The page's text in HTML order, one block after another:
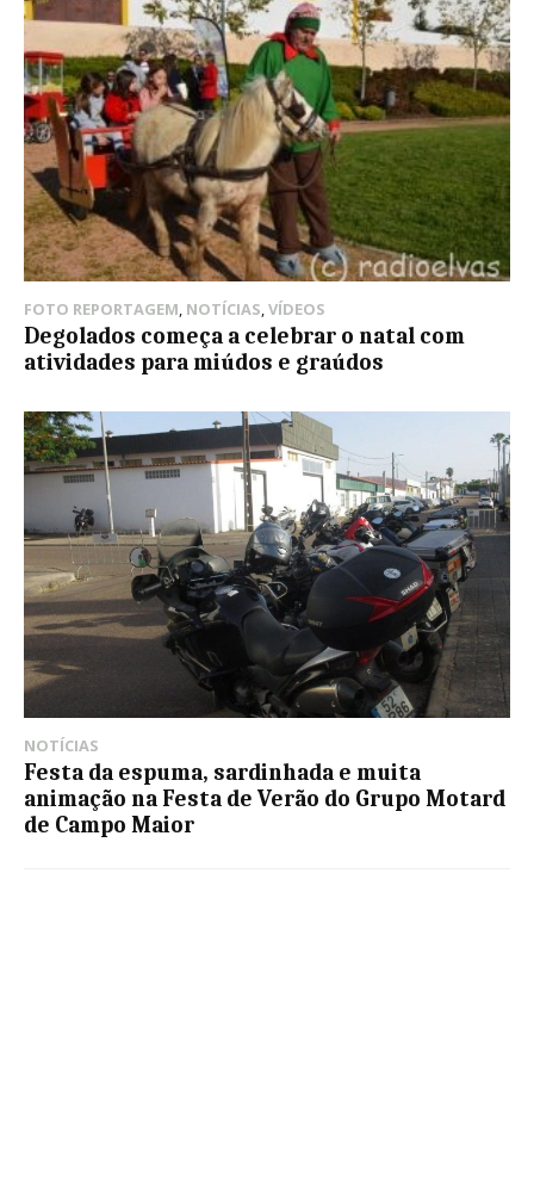
FOTO REPORTAGEM, NOTÍCIAS,VÍDEOS
Degolados começa a celebrar o natal com
atividades para miúdos e graúdos
NOTÍCIAS
Festa da espuma, sardinhada e muita
animação na Festa de Verão do Grupo Motard
de Campo Maior